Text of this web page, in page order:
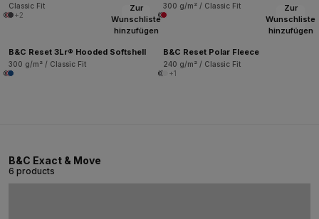
Classic Fit
+2
300 g/m² / Classic Fit
Zur
Wunschliste
hinzufügen
B&C Reset 3Lr® Hooded Softshell
300 g/m² / Classic Fit
Zur
Wunschliste
hinzufügen
B&C Reset Polar Fleece
240 g/m² / Classic Fit
+1
B&C Exact & Move
6 products